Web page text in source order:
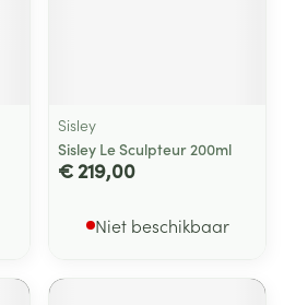
Sisley
Sisley Le Sculpteur 200ml
€ 219,00
Niet beschikbaar